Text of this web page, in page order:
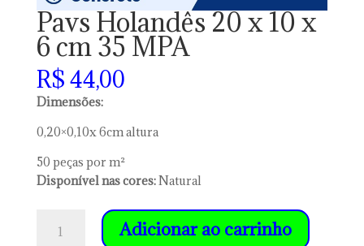
Pavs Holandês 20 x 10 x
6 cm 35 MPA
R$44,00
Dimensões:
0,20×0,10x 6cm altura
50 peças por m²
Disponível nas cores:Natural
Holandês
Adicionar ao carrinho